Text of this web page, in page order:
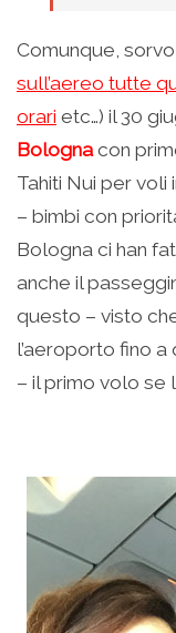
Comunque,
sull’aereo tutte
orari etc…) il 30
Bologna con
Tahiti Nui per voli
– bimbi con
Bologna ci han
anche il
questo – visto
l’aeroporto fino a
– il primo volo se